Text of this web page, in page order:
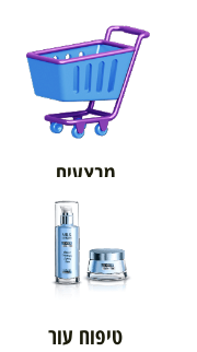
אורטופדיה
מבצעים
טיפוח עור